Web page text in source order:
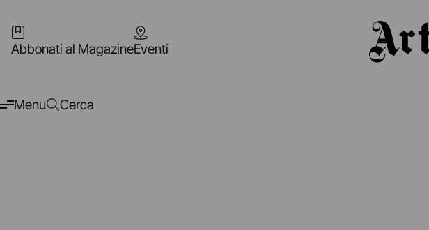
Abbonati al MagazineEventi
Menu Cerca